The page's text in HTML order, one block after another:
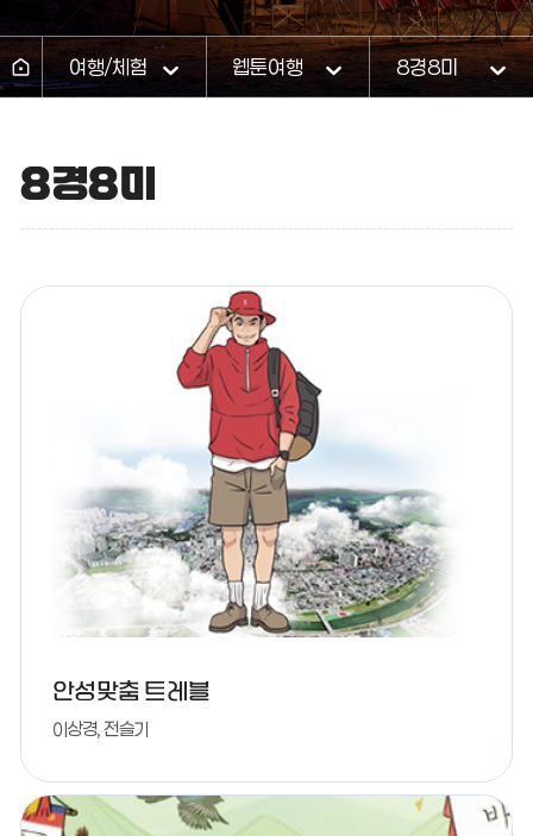
여행/체험 웹툰여행 8경8미
8경8미
안성맞춤 트레블
이상경, 전슬기